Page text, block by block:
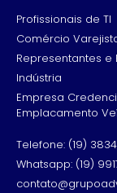
Profissionais de TI
Comércio
Representantes
Indústria
Empresa
Emplacamento
Telefone: (19)
Whatsapp: (19)